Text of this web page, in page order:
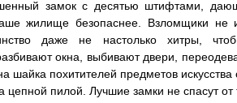
замок с десятью штифтами,
жилище безопаснее. Взломщики не
даже не настолько хитры,
окна, выбивают двери,
шайка похитителей предметов
пилой. Лучшие замки не спасут от